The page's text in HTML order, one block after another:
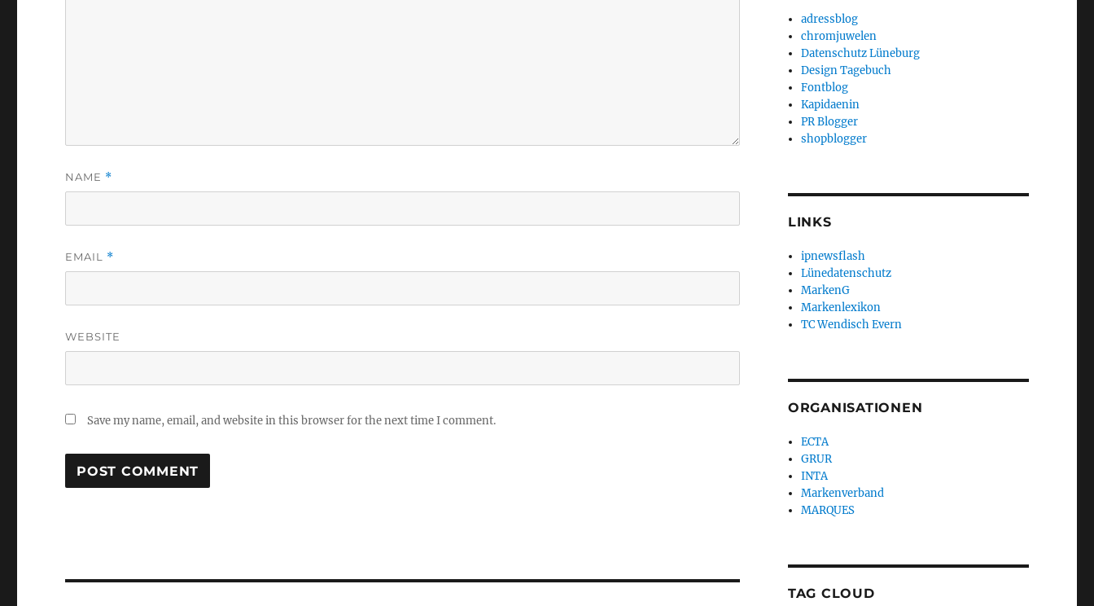
NAME *
EMAIL *
WEBSITE
Save my name, email, and website in this browser for the next time I comment.
adressblog
chromjuwelen
Datenschutz Lüneburg
Design Tagebuch
Fontblog
Kapidaenin
PR Blogger
shopblogger
LINKS
ipnewsflash
Lünedatenschutz
MarkenG
Markenlexikon
TC Wendisch Evern
ORGANISATIONEN
ECTA
GRUR
INTA
Markenverband
MARQUES
TAG CLOUD